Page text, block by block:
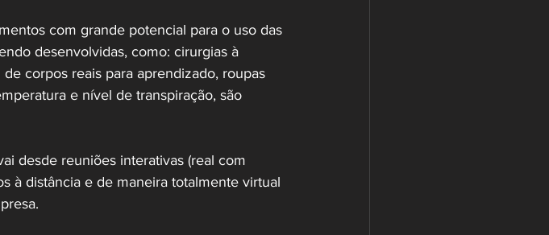
com grande potencial para o uso das
desenvolvidas, como: cirurgias à
corpos reais para aprendizado, roupas
e nível de transpiração, são
desde reuniões interativas (real com
à distância e de maneira totalmente virtual